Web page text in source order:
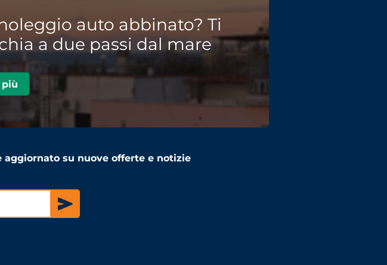
auto abbinato? Ti
a due passi dal mare
più
su nuove offerte e notizie